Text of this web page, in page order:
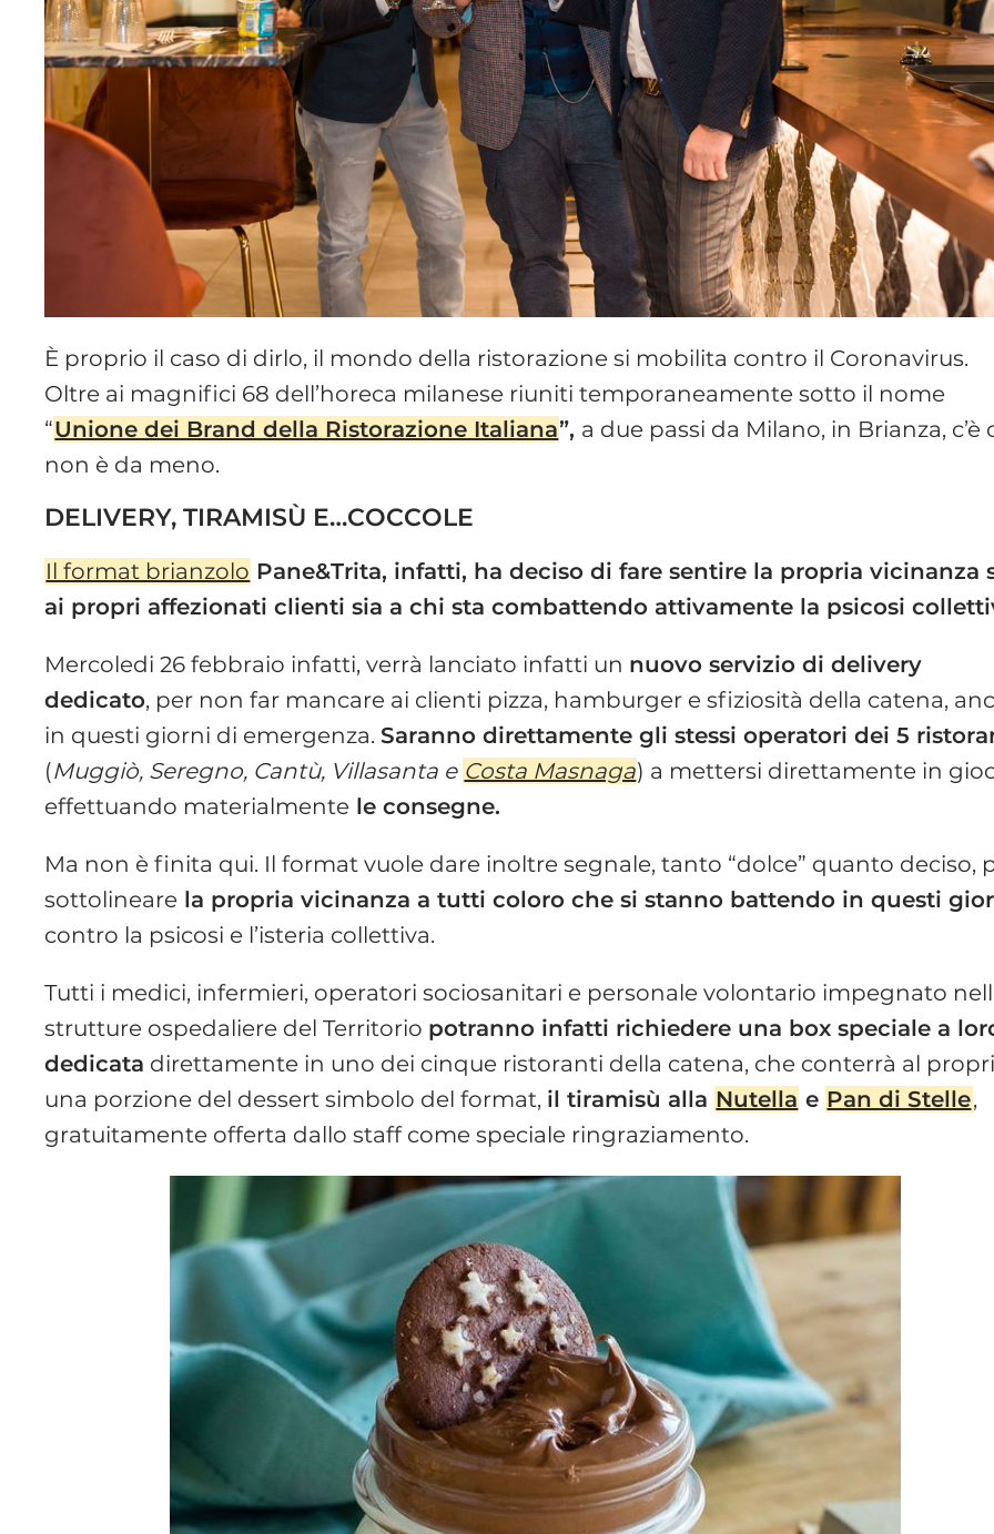
È proprio il caso di dirlo, il mondo della ristorazione si mobilita contro il Coronavirus.
Oltre ai magnifici 68 dell’horeca milanese riuniti temporaneamente sotto il nome
“Unione dei Brand della Ristorazione Italiana”, a due passi da Milano, in Brianza, c’è
non è da meno.
DELIVERY, TIRAMISÙ E…COCCOLE
Il format brianzolo Pane&Trita, infatti, ha deciso di fare sentire la propria vicinanza
ai propri affezionati clienti sia a chi sta combattendo attivamente la psicosi
Mercoledi 26 febbraio infatti, verrà lanciato infatti un nuovo servizio di delivery
dedicato, per non far mancare ai clienti pizza, hamburger e sfiziosità della catena,
in questi giorni di emergenza.Saranno direttamente gli stessi operatori dei 5
(Muggiò, Seregno, Cantù, Villasanta e Costa Masnaga) a mettersi direttamente in
effettuando materialmente le consegne.
Ma non è finita qui. Il format vuole dare inoltre segnale, tanto “dolce” quanto deciso,
sottolineare la propria vicinanza a tutti coloro che si stanno battendo in questi
contro la psicosi e l’isteria collettiva.
Tutti i medici, infermieri, operatori sociosanitari e personale volontario impegnato
strutture ospedaliere del Territorio potranno infatti richiedere una box speciale a
dedicata direttamente in uno dei cinque ristoranti della catena, che conterrà al
una porzione del dessert simbolo del format, il tiramisù alla Nutella e Pan di Stelle,
gratuitamente offerta dallo staff come speciale ringraziamento.